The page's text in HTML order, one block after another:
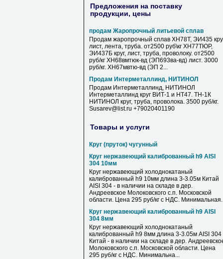
Предложения на поставку
продукции, цены
продам Жаропрочный литьевой сплав
Продам жаропрочный сплав ХН78Т, ЭИ435
лист, лента, труба. от2500 руб\кг ХН77ТЮР,
ЭИ437Б круг, лист, труба, проволоку. от2500
руб/кг ХН68вмтюк-вд (ЭП693ва-вд) лист. 3000
руб/кг. ХН67мвтю-вд (ЭП 2...
Продам Интерметаллинд, НИТИНОЛ
Продам Интерметаллинд, НИТИНОЛ
Интерметаллинд круг ВИТ-1 и НТ47. ТН-1К
НИТИНОЛ круг, труба, проволока. 3500 руб/кг.
Susarev@list.ru +79020401190
Товары и услуги
Круг (пруток) чугунный
Круг нержавеющий калиброванный h9 AISI
304 10мм
Круг нержавеющий холоднокатаный
калиброванный h9 10мм длина 3-3.05м Китай
AISI 304 - в наличии на складе в дер.
Андреевское Молоковского с.п. Московской
области. Цена 295 руб/кг с НДС.
Круг нержавеющий калиброванный h9 AISI
304 8мм
Круг нержавеющий холоднокатаный
калиброванный h9 8мм длина 3-3.05м AISI 304
Китай - в наличии на складе в дер.
Молоковского с.п. Московской области. Цена
295 руб/кг с НДС. Минимальна...